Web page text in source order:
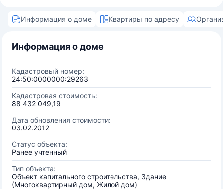
Информация о доме Квартиры по адресу
Информация о доме
Кадастровый номер:
24:50:0000000:29263
Кадастровая стоимость:
88 432 049,19
Дата обновления стоимости:
03.02.2012
Статус объекта:
Ранее учтенный
Тип объекта:
Объект капитального строительства, Здание
(Многоквартирный дом, Жилой дом)